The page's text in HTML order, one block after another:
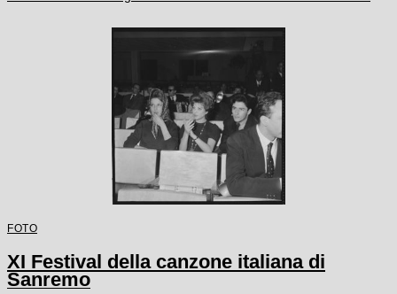
FOTO
XI Festival della canzone italiana di
Sanremo